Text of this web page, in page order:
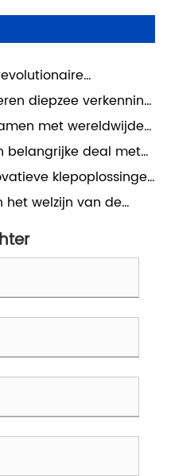
extreme
diepzee verkenning
voor extreme
met wereldwijde
van
belangrijke deal met
Expo -klant voor
klepoplossingen
het welzijn van de